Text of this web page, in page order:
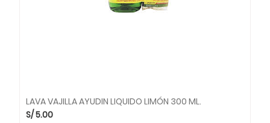
LAVA VAJILLA AYUDIN LIQUIDO LIMÓN 300 ML.
S/5.00